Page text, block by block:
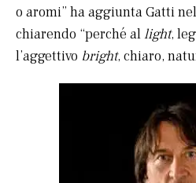
o aromi” ha aggiunta Gatti
chiarendo “perché allight,
l’aggettivo bright, chiaro,